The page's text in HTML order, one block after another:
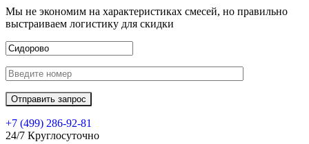
Мы не экономим на характеристиках смесей, но правильно
выстраиваем логистику для скидки
+7 (499) 286-92-81
24/7 Круглосуточно